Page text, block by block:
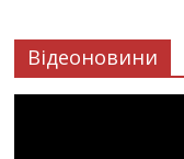
Відеоновини